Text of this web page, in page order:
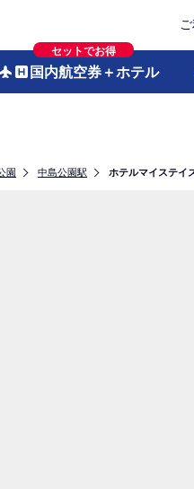
セットでお得
国内航空券＋ホテル
園 中島公園駅 ホテルマイステイ